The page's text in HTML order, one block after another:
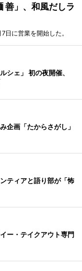
善」、和風だしラ
に営業を開始した。
シェ」 初の夜開催、
企画「たからさがし」
ティアと語り部が「怖
ー・テイクアウト専門